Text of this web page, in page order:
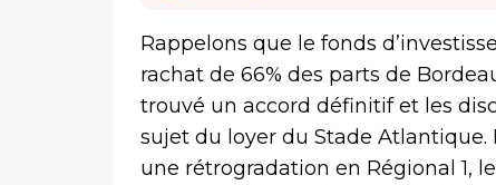
Rappelons que le fonds
rachat de 66% des parts de
trouvé un accord définitif et les
sujet du loyer du Stade
une rétrogradation en Régional 1,